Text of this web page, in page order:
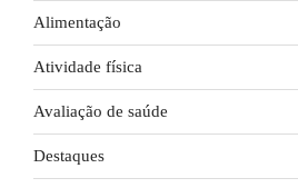
Alimentação
Atividade física
Avaliação de saúde
Destaques